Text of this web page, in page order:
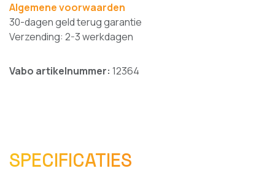
Algemene voorwaarden
30-dagen geld terug garantie
Verzending: 2-3 werkdagen
Vabo artikelnummer: 12364
SPECIFICATIES